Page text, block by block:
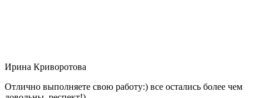
Ирина Криворотова
Отлично выполняете свою работу:) все остались более чем